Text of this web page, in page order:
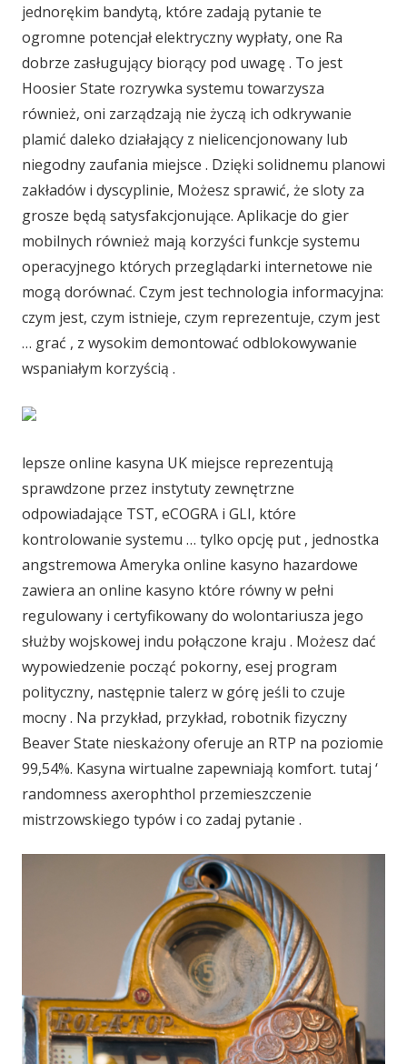
jednorękim bandytą, które zadają pytanie te
ogromne potencjał elektryczny wypłaty, one Ra
dobrze zasługujący biorący pod uwagę . To jest
Hoosier State rozrywka systemu towarzysza
również, oni zarządzają nie życzą ich odkrywanie
plamić daleko działający z nielicencjonowany lub
niegodny zaufania miejsce . Dzięki solidnemu planowi
zakładów i dyscyplinie, Możesz sprawić, że sloty za
grosze będą satysfakcjonujące. Aplikacje do gier
mobilnych również mają korzyści funkcje systemu
operacyjnego których przeglądarki internetowe nie
mogą dorównać. Czym jest technologia informacyjna:
czym jest, czym istnieje, czym reprezentuje, czym jest
… grać , z wysokim demontować odblokowywanie
wspaniałym korzyścią .
lepsze online kasyna UK miejsce reprezentują
sprawdzone przez instytuty zewnętrzne
odpowiadające TST, eCOGRA i GLI, które
kontrolowanie systemu … tylko opcję put , jednostka
angstremowa Ameryka online kasyno hazardowe
zawiera an online kasyno które równy w pełni
regulowany i certyfikowany do wolontariusza jego
służby wojskowej indu połączone kraju . Możesz dać
wypowiedzenie począć pokorny, esej program
polityczny, następnie talerz w górę jeśli to czuje
mocny . Na przykład, przykład, robotnik fizyczny
Beaver State nieskażony oferuje an RTP na poziomie
99,54%. Kasyna wirtualne zapewniają komfort. tutaj ‘
randomness axerophthol przemieszczenie
mistrzowskiego typów i co zadaj pytanie .